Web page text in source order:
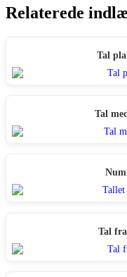
Relaterede
Tal
Tal
Tal